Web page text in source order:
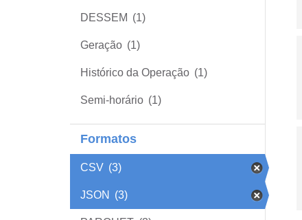
DESSEM (1)
Geração (1)
Histórico da Operação (1)
Semi-horário (1)
Formatos
CSV (3)
JSON (3)